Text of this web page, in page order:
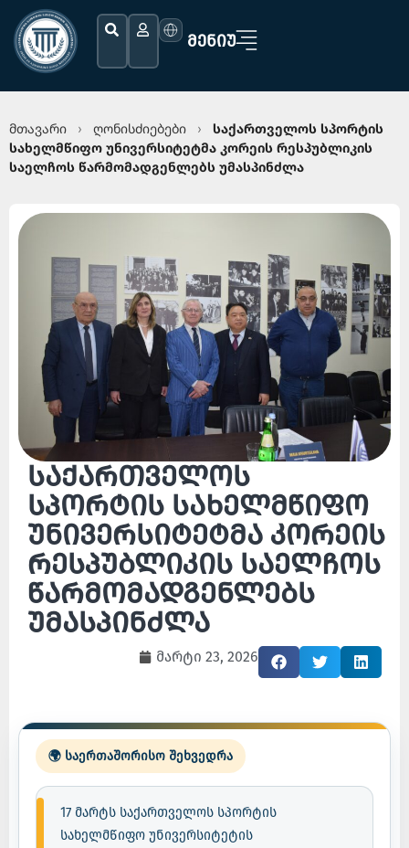
ᲛᲔᲜᲘᲣ
მთავარი › ღონისძიებები ›
საქართველოს სპორტის
სახელმწიფო უნივერსიტეტმა კორეის რესპუბლიკის
საელჩოს წარმომადგენლებს უმასპინძლა
საქართველოს
სპორტის სახელმწიფო
უნივერსიტეტმა კორეის
რესპუბლიკის საელჩოს
წარმომადგენლებს
უმასპინძლა
მარტი 23, 2026
🌍 საერთაშორისო შეხვედრა
17 მარტს საქართველოს სპორტის
სახელმწიფო უნივერსიტეტის